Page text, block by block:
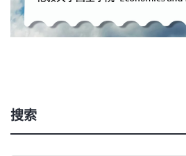
搜索